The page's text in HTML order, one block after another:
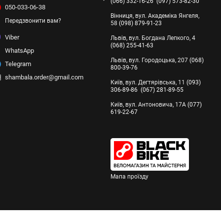
довговічність.
чи спальному мішку.
онлайн, а ще й придбати офлайн в магазинах:
050-033-06-38
Передзвонити вам?
Viber
WhatsApp
Telegram
shambala.order@gmail.com
Вінниця, вул. Академіка Янгеля,
58 (098) 879-91-23
Львів, вул. Богдана Лепкого, 4
(068) 255-41-63
Львів, вул. Городоцька, 207 (068)
800-39-76
Київ, вул. Дегтярівська, 11 (093)
306-89-86 (067) 281-89-55
Київ, вул. Антоновича, 17А (077)
619-22-67
Мапа проїзду